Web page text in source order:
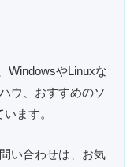
WindowsやLinuxな
ウ、おすすめのソ
ます。
い合わせは、お気